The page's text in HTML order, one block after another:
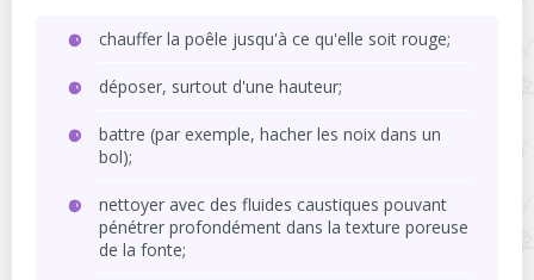
chauffer la poêle jusqu'à ce qu'elle soit rouge;
déposer, surtout d'une hauteur;
battre (par exemple, hacher les noix dans un
bol);
nettoyer avec des fluides caustiques pouvant
pénétrer profondément dans la texture poreuse
de la fonte;